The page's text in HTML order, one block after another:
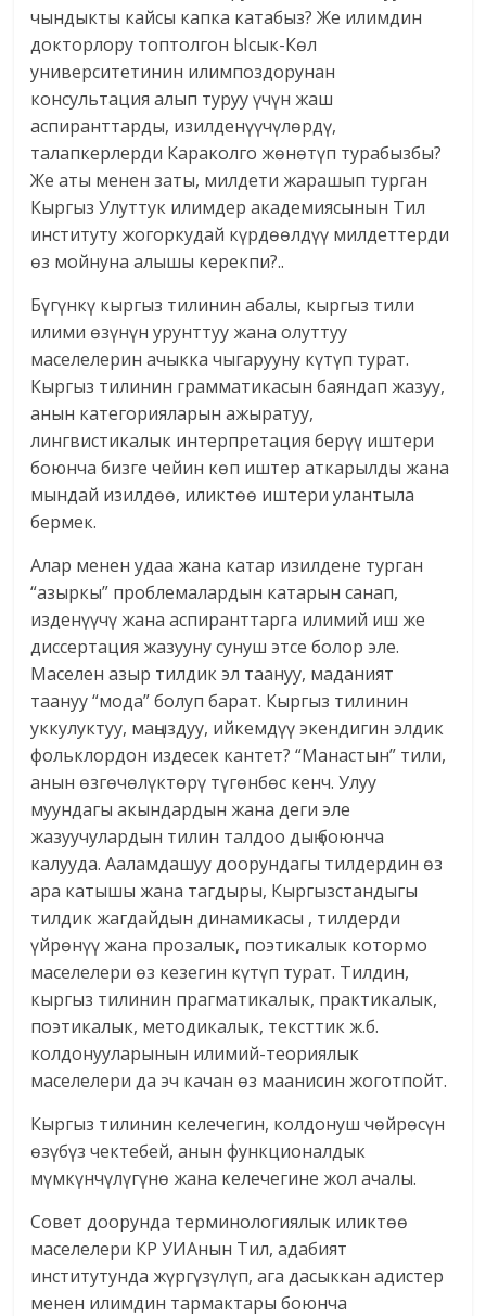
чындыкты кайсы капка катабыз? Же илимдин
докторлору топтолгон Ысык-Көл
университетинин илимпоздорунан
консультация алып туруу үчүн жаш
аспиранттарды, изилденүүчүлөрдү,
талапкерлерди Караколго жөнөтүп турабызбы?
Же аты менен заты, милдети жарашып турган
Кыргыз Улуттук илимдер академия­сынын Тил
институту жогоркудай күрдөөлдүү милдеттерди
өз мойнуна алышы керекпи?..
Бүгүнкү кыргыз тилинин абалы, кыргыз тили
илими өзүнүн урунттуу жана олуттуу
маселелерин ачыкка чыгарууну күтүп турат.
Кыргыз тилинин грамматикасын баяндап жазуу,
анын категорияларын ажыратуу,
лингвистикалык интерпретация берүү иштери
боюнча бизге чейин көп иштер аткарылды жана
мындай изилдөө, иликтөө иштери улантыла
бермек.
Алар менен удаа жана катар изилдене турган
“азыркы” проблемалардын катарын санап,
изденүүчү жана аспиранттарга илимий иш же
диссертация жазууну сунуш этсе болор эле.
Маселен азыр тилдик эл таануу, маданият
таануу “мода” болуп барат. Кыргыз тилинин
уккулуктуу, маңыздуу, ийкемдүү экендигин элдик
фольклордон издесек кантет? “Манастын” тили,
анын өзгөчөлүктөрү түгөнбөс кенч. Улуу
муундагы акындардын жана деги эле
жазуучулардын тилин талдоо дың боюнча
калууда. Ааламдашуу доорундагы тилдердин өз
ара катышы жана тагдыры, Кыргызстандыгы
тилдик жагдайдын динамикасы , тилдерди
үйрөнүү жана прозалык, поэтикалык котормо
маселелери өз кезегин күтүп турат. Тилдин,
кыргыз тилинин прагматикалык, практикалык,
поэтикалык, методикалык, тексттик ж.б.
колдонуу­ларынын илимий-теориялык
маселелери да эч качан өз маанисин жоготпойт.
Кыргыз тилинин келечегин, колдонуш чөйрөсүн
өзүбүз чектебей, анын функционалдык
мүмкүнчүлүгүнө жана келечегине жол ачалы.
Совет доорунда терминологиялык иликтөө
маселелери КР УИАнын Тил, адабият
институтунда жүргүзүлүп, ага дасыккан адистер
менен илимдин тармактары боюнча